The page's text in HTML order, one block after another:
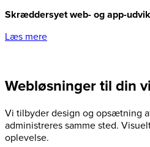
Skræddersyet web- og app-
Læs mere
Webløsninger til din
Vi tilbyder design og opsætning
administreres samme sted.
oplevelse.